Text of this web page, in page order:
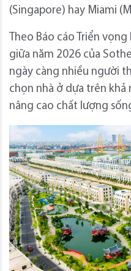
(Singapore) hay Miami
Theo Báo cáo Triển
giữa năm 2026 của
ngày càng nhiều người
chọn nhà ở dựa trên khả
nâng cao chất lượng